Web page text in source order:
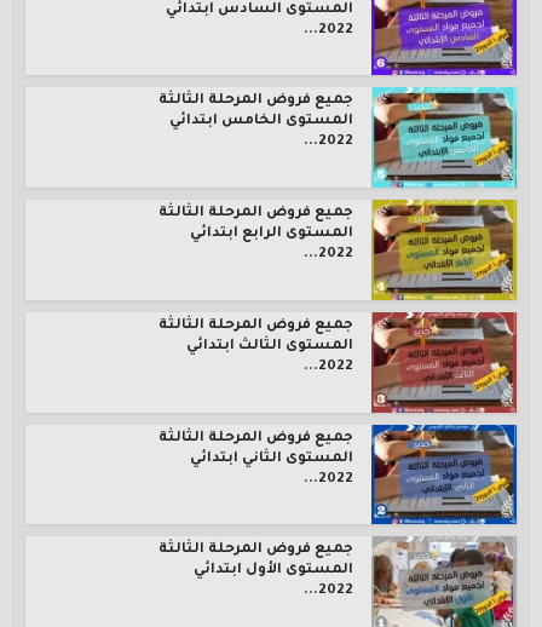
المستوى السادس ابتدائي
2022...
جميع فروض المرحلة الثالثة
المستوى الخامس ابتدائي
2022...
جميع فروض المرحلة الثالثة
المستوى الرابع ابتدائي
2022...
جميع فروض المرحلة الثالثة
المستوى الثالث ابتدائي
2022...
جميع فروض المرحلة الثالثة
المستوى الثاني ابتدائي
2022...
جميع فروض المرحلة الثالثة
المستوى الأول ابتدائي
2022...